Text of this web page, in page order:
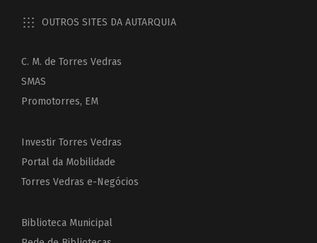
OUTROS SITES DA AUTARQUIA
C. M. de Torres Vedras
SMAS
Promotorres, EM
Investir Torres Vedras
Portal da Mobilidade
Torres Vedras e-Negócios
Biblioteca Municipal